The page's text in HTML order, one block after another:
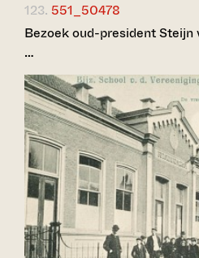
123. 551_50478
Bezoek oud-president Steijn
…